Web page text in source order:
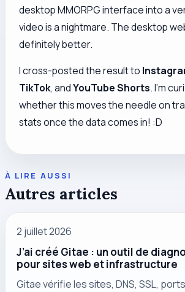
desktop MMORPG interface into a
video is a nightmare. The desktop
definitely better.
I cross-posted the result to
TikTok, andYouTube Shorts. I’m
whether this moves the needle on
stats once the data comes in! :D
À LIRE AUSSI
Autres articles
2 juillet 2026
J’ai créé Gitae : un outil de
pour sites web et infrastructure
Gitae vérifie les sites, DNS, SSL,